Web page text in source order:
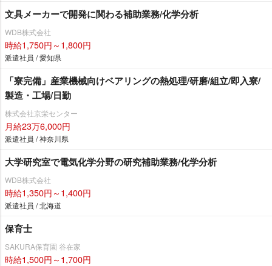
文具メーカーで開発に関わる補助業務/化学分析
WDB株式会社
時給1,750円～1,800円
派遣社員 / 愛知県
「寮完備」産業機械向けベアリングの熱処理/研磨/組立/即入寮/
製造・工場/日勤
株式会社京栄センター
月給23万6,000円
派遣社員 / 神奈川県
大学研究室で電気化学分野の研究補助業務/化学分析
WDB株式会社
時給1,350円～1,400円
派遣社員 / 北海道
保育士
SAKURA保育園 谷在家
時給1,500円～1,700円